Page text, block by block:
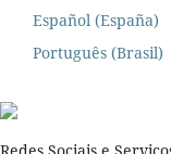
Español (España)
Português (Brasil)